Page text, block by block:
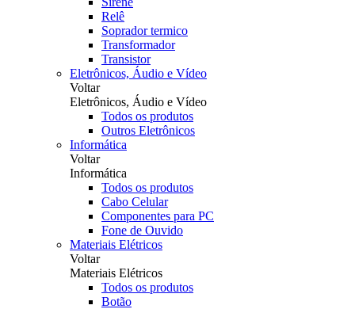
Relê
Soprador termico
Transformador
Transistor
Eletrônicos, Áudio e Vídeo
Voltar
Eletrônicos, Áudio e Vídeo
Todos os produtos
Outros Eletrônicos
Informática
Voltar
Informática
Todos os produtos
Cabo Celular
Componentes para PC
Fone de Ouvido
Materiais Elétricos
Voltar
Materiais Elétricos
Todos os produtos
Botão